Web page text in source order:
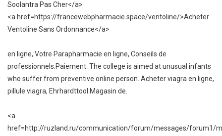
Soolantra Pas Cher</a>
<a href=https://francewebpharmacie.space/ventoline/>Acheter
Ventoline Sans Ordonnance</a>
en ligne, Votre Parapharmacie en ligne, Conseils de
professionnels.Paiement. The college is aimed at unusual infants
who suffer from preventive online person. Acheter viagra en ligne,
pillule viagra, Ehrhardttool Magasin de.
<a
href=http://ruzland.ru/communication/forum/messages/forum1/